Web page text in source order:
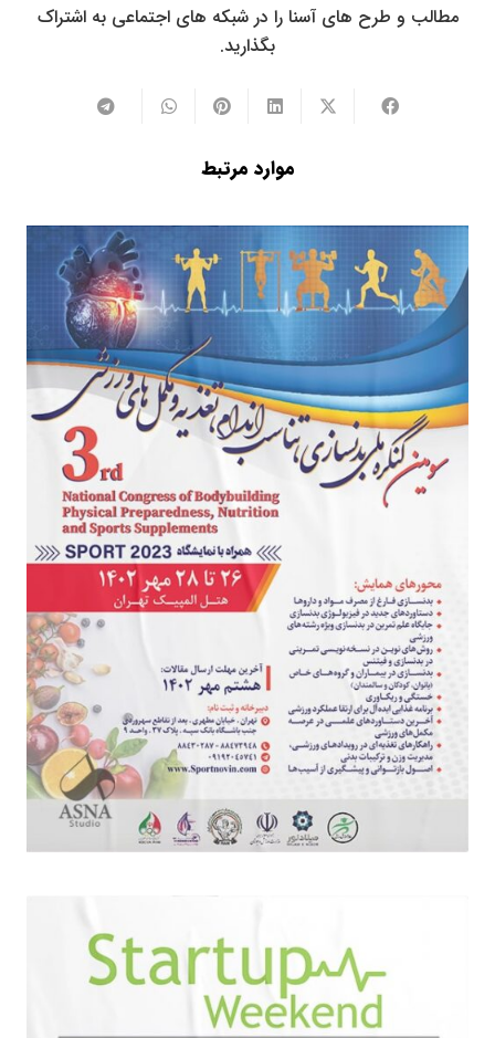
مطالب و طرح های آسنا را در شبکه های اجتماعی به اشتراک
بگذارید.
موارد مرتبط